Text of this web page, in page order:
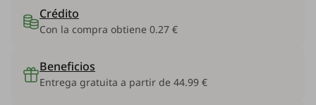
Crédito
Con la compra obtiene 0.27 €
Beneficios
Entrega gratuita a partir de 44.99 €